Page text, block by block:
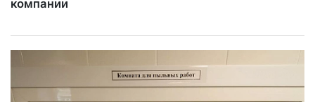
компании